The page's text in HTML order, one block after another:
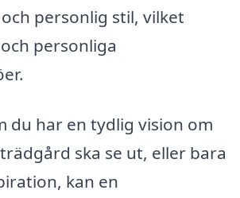
personlig stil, vilket
personliga
du har en tydlig vision om
ska se ut, eller bara
kan en